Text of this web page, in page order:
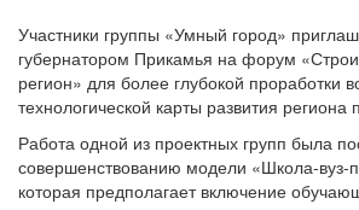
Участники группы «Умный город»
губернатором Прикамья на форум
регион» для более глубокой проработки
технологической карты развития
Работа одной из проектных групп была
совершенствованию модели «Школа-вуз-
которая предполагает включение